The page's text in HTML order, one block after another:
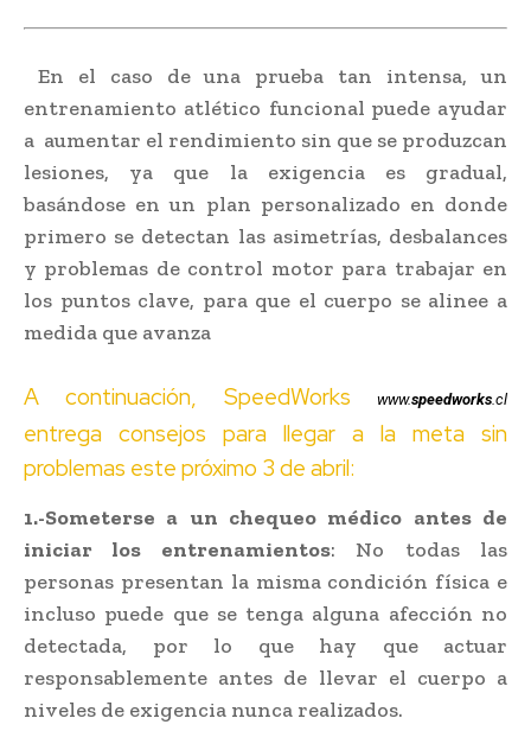
En el caso de una prueba tan intensa, un
entrenamiento atlético funcional puede ayudar
a aumentar el rendimiento sin que se produzcan
lesiones, ya que la exigencia es gradual,
basándose en un plan personalizado en donde
primero se detectan las asimetrías, desbalances
y problemas de control motor para trabajar en
los puntos clave, para que el cuerpo se alinee a
medida que avanza
A continuación, SpeedWorks www.speedworks .cl
entrega consejos para llegar a la meta sin
problemas este próximo 3 de abril:
1.-Someterse a un chequeo médico antes de
iniciar los entrenamientos: No todas las
personas presentan la misma condición física e
incluso puede que se tenga alguna afección no
detectada, por lo que hay que actuar
responsablemente antes de llevar el cuerpo a
niveles de exigencia nunca realizados.